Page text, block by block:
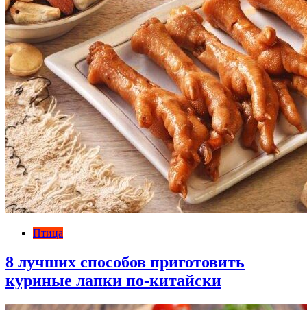
Птица
8 лучших способов приготовить
куриные лапки по-китайски